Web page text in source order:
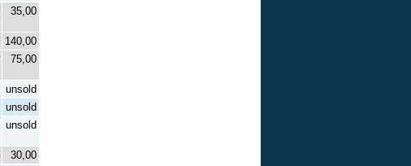
35,00
140,00
75,00
unsold
unsold
unsold
30,00